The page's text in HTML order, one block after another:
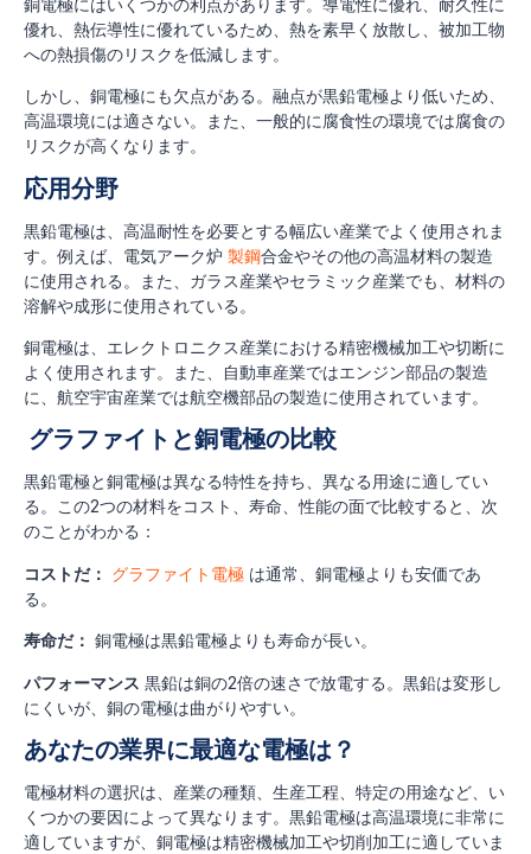
優れ、熱伝導性に優れているため、熱を素早く放散し、被加工物
への熱損傷のリスクを低減します。
しかし、銅電極にも欠点がある。融点が黒鉛電極より低いため、
高温環境には適さない。また、一般的に腐食性の環境では腐食の
リスクが高くなります。
応用分野
黒鉛電極は、高温耐性を必要とする幅広い産業でよく使用されま
す。例えば、電気アーク炉 製鋼合金やその他の高温材料の製造
に使用される。また、ガラス産業やセラミック産業でも、材料の
溶解や成形に使用されている。
銅電極は、エレクトロニクス産業における精密機械加工や切断に
よく使用されます。また、自動車産業ではエンジン部品の製造
に、航空宇宙産業では航空機部品の製造に使用されています。
グラファイトと銅電極の比較
黒鉛電極と銅電極は異なる特性を持ち、異なる用途に適してい
る。この2つの材料をコスト、寿命、性能の面で比較すると、次
のことがわかる：
コストだ： グラファイト電極 は通常、銅電極よりも安価であ
る。
寿命だ： 銅電極は黒鉛電極よりも寿命が長い。
パフォーマンス 黒鉛は銅の2倍の速さで放電する。黒鉛は変形し
にくいが、銅の電極は曲がりやすい。
あなたの業界に最適な電極は？
電極材料の選択は、産業の種類、生産工程、特定の用途など、い
くつかの要因によって異なります。黒鉛電極は高温環境に非常に
適していますが、銅電極は精密機械加工や切削加工に適していま